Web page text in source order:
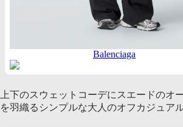
Balenciaga
上下のスウェットコーデにスエードのオ
を羽織るシンプルな大人のオフカジュア